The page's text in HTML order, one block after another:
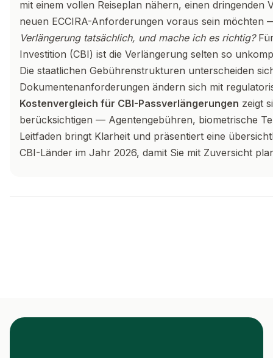
mit einem vollen Reiseplan nähern, einen dringenden
neuen ECCIRA-Anforderungen voraus sein möchten
Verlängerung tatsächlich, und mache ich es richtig?
Investition (CBI) ist die Verlängerung selten so
Die staatlichen Gebührenstrukturen unterscheiden
Dokumentenanforderungen ändern sich mit
Kostenvergleich für CBI-Passverlängerungen zeigt
berücksichtigen — Agentengebühren, biometrische
Leitfaden bringt Klarheit und präsentiert eine
CBI-Länder im Jahr 2026, damit Sie mit Zuversicht